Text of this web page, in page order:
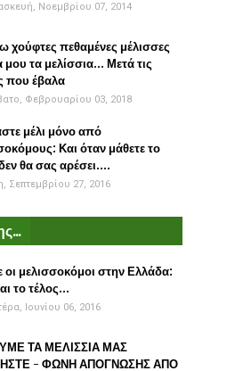
Νοεμβρίου 07, 2014
χούφτες πεθαμένες μέλισσες
μου τα μελίσσια... Μετά τις
που έβαλα
Φεβρουαρίου 03, 2018
μέλι μόνο από
Και όταν μάθετε το
θα σας αρέσει....
Σεπτεμβρίου 27, 2016
οι μελισσοκόμοι στην Ελλάδα:
το τέλος...
Ιουνίου 06, 2016
ΤΑ ΜΕΛΙΣΣΙΑ ΜΑΣ
- ΦΩΝΗ ΑΠΟΓΝΩΣΗΣ ΑΠΟ